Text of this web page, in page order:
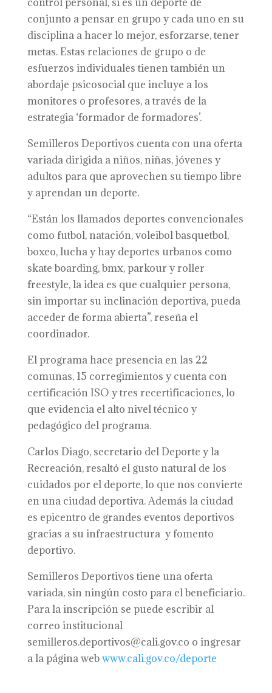
conjunto a pensar en grupo y cada uno en su
disciplina a hacer lo mejor, esforzarse, tener
metas. Estas relaciones de grupo o de
esfuerzos individuales tienen también un
abordaje psicosocial que incluye a los
monitores o profesores, a través de la
estrategia ‘formador de formadores’.
Semilleros Deportivos cuenta con una oferta
variada dirigida a niños, niñas, jóvenes y
adultos para que aprovechen su tiempo libre
y aprendan un deporte.
“Están los llamados deportes convencionales
como futbol, natación, voleibol basquetbol,
boxeo, lucha y hay deportes urbanos como
skate boarding, bmx, parkour y roller
freestyle, la idea es que cualquier persona,
sin importar su inclinación deportiva, pueda
acceder de forma abierta”, reseña el
coordinador.
El programa hace presencia en las 22
comunas, 15 corregimientos y cuenta con
certificación ISO y tres recertificaciones, lo
que evidencia el alto nivel técnico y
pedagógico del programa.
Carlos Diago, secretario del Deporte y la
Recreación, resaltó el gusto natural de los
cuidados por el deporte, lo que nos convierte
en una ciudad deportiva. Además la ciudad
es epicentro de grandes eventos deportivos
gracias a su infraestructura y fomento
deportivo.
Semilleros Deportivos tiene una oferta
variada, sin ningún costo para el beneficiario.
Para la inscripción se puede escribir al
correo institucional
semilleros.deportivos@cali.gov.co o ingresar
a la página webwww.cali.gov.co/deporte